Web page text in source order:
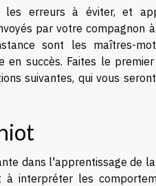
les erreurs à éviter, et
par votre compagnon
sont les maîtres-
en succès. Faites le
suivantes, qui vous
dans l'apprentissage de
interpréter les